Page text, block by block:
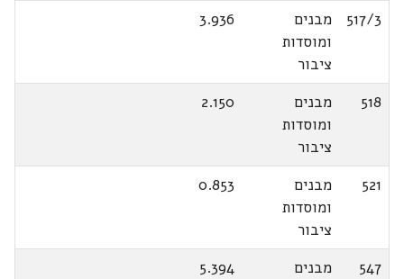
517/3
מבנים
ומוסדות
ציבור
3.936
518
מבנים
ומוסדות
ציבור
2.150
521
מבנים
ומוסדות
ציבור
0.853
547
מבנים
5.394